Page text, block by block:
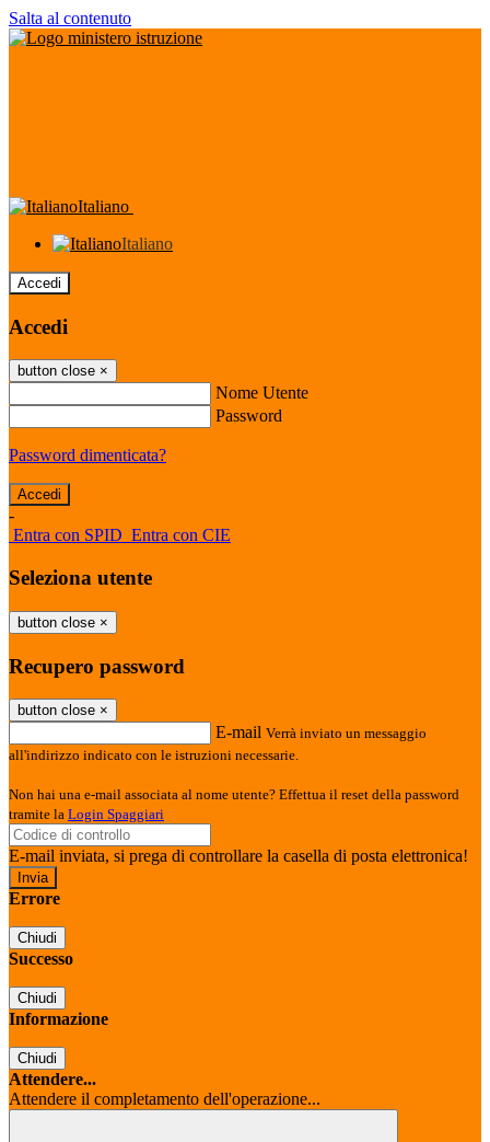
Salta al contenuto
Italiano
Italiano
Accedi
Accedi
button close ×
Nome Utente
Password
Password dimenticata?
-
Entra con SPID Entra con CIE
Seleziona utente
button close ×
Recupero password
button close ×
E-mail Verrà inviato un messaggio
all'indirizzo indicato con le istruzioni necessarie.
Non hai una e-mail associata al nome utente? Effettua il reset della password
tramite la Login Spaggiari
E-mail inviata, si prega di controllare la casella di posta elettronica!
Errore
Chiudi
Successo
Chiudi
Informazione
Chiudi
Attendere...
Attendere il completamento dell'operazione...